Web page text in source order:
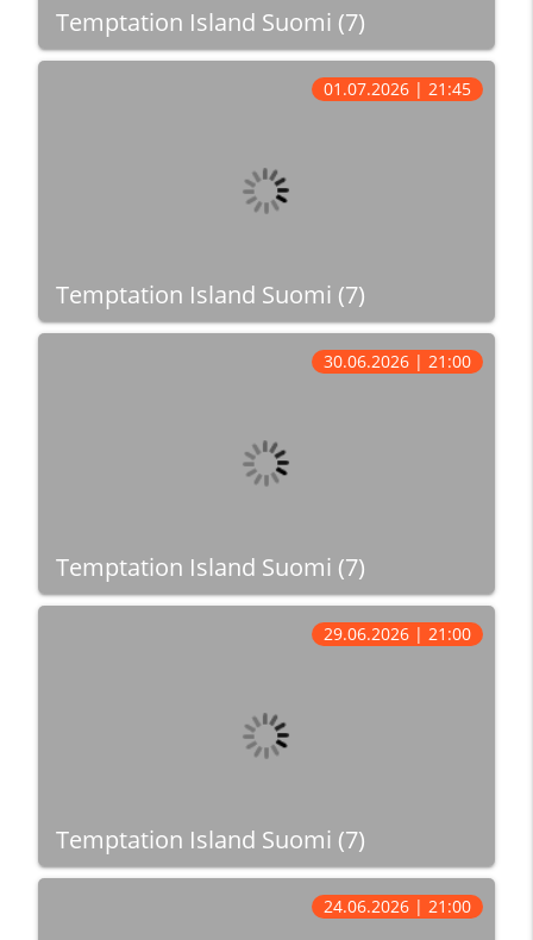
Temptation Island Suomi (7)
Temptation Island Suomi (7)
01.07.2026 | 21:45
Temptation Island Suomi (7)
30.06.2026 | 21:00
Temptation Island Suomi (7)
29.06.2026 | 21:00
24.06.2026 | 21:00